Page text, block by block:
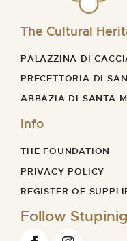
The Cultural
PALAZZINA DI
PRECETTORIA DI
ABBAZIA DI SANTA
Info
THE FOUNDATION
PRIVACY POLICY
REGISTER OF
Follow